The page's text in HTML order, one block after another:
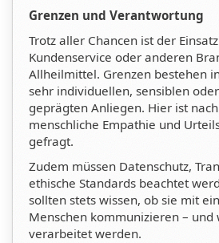
Grenzen und Verantwortung
Trotz aller Chancen ist der
Kundenservice oder anderen
Allheilmittel. Grenzen bestehen
sehr individuellen, sensiblen
geprägten Anliegen. Hier ist
menschliche Empathie und
gefragt.
Zudem müssen Datenschutz,
ethische Standards beachtet
sollten stets wissen, ob sie mit
Menschen kommunizieren – und
verarbeitet werden.